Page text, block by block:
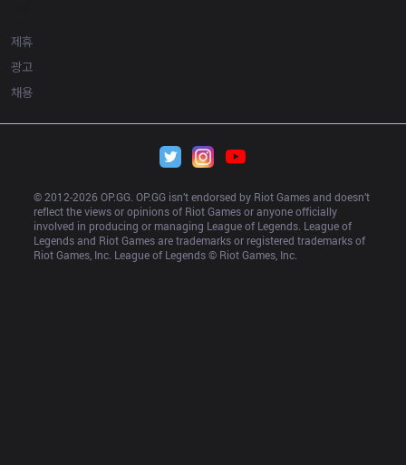
제휴
광고
채용
© 2012-2026 OP.GG. OP.GG isn’t endorsed by Riot Games and doesn’t
reflect the views or opinions of Riot Games or anyone officially
involved in producing or managing League of Legends. League of
Legends and Riot Games are trademarks or registered trademarks of
Riot Games, Inc. League of Legends © Riot Games, Inc.